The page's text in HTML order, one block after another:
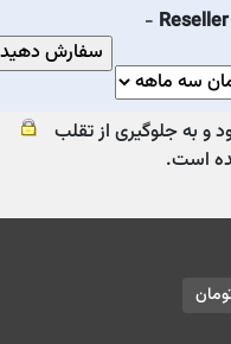
-
و به جلوگیری از تقلب
است.